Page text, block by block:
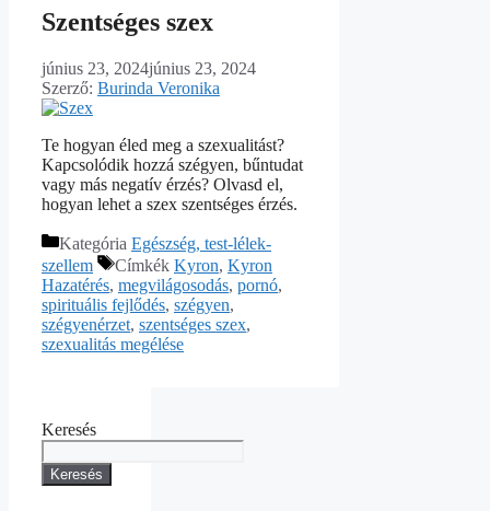
Szentséges szex
június 23, 2024június 23, 2024
Szerző: Burinda Veronika
Te hogyan éled meg a szexualitást?
Kapcsolódik hozzá szégyen, bűntudat
vagy más negatív érzés? Olvasd el,
hogyan lehet a szex szentséges érzés.
Kategória Egészség, test-lélek-
szellem
Címkék Kyron, Kyron
Hazatérés, megvilágosodás, pornó,
spirituális fejlődés, szégyen,
szégyenérzet, szentséges szex,
szexualitás megélése
Keresés
Keresés